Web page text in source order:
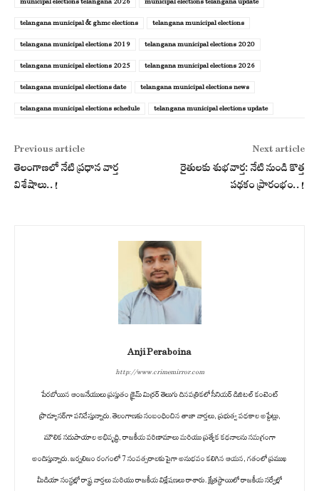
telangana municipal & ghmc elections telangana municipal elections
telangana municipal elections 2019 telangana municipal elections 2020
telangana municipal elections 2025 telangana municipal elections 2026
telangana municipal elections date telangana municipal elections news
telangana municipal elections schedule telangana municipal elections update
Previous article
తెలంగాణలో నేటి ప్రధాన వార్త
విశేషాలు..!
Next article
రైతులకు శుభవార్త: నేటి నుండి కొత్త
పథకం ప్రారంభం..!
Anji Peraboina
http://www.crimemirror.com
పేరబోయిన ఆంజనేయులు ప్రస్తుతం క్రైమ్ మిర్రర్ తెలుగు దినపత్రికలో సీనియర్ డిజిటల్ కంటెంట్
ప్రొడ్యూసర్‌గా పనిచేస్తున్నారు. తెలంగాణకు సంబంధించిన తాజా వార్తలు, ప్రభుత్వ పథకాల అప్డేట్లు,
మౌలిక సదుపాయాల అభివృద్ధి, రాజకీయ పరిణామాలు మరియు ప్రత్యేక కథనాలను సమగ్రంగా
అందిస్తున్నారు. జర్నలిజం రంగంలో 7 సంవత్సరాలకు పైగా అనుభవం కలిగిన ఆయన, గతంలో ప్రముఖ
మీడియా సంస్థల్లో రాష్ట్ర వార్తలు మరియు రాజకీయ విశ్లేషణలు రాశారు. క్షేత్రస్థాయిలో రాజకీయ సర్వేల్లో